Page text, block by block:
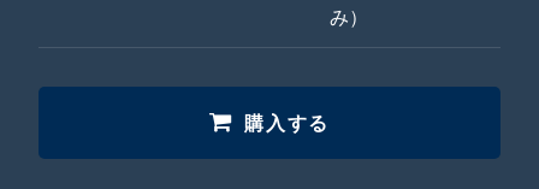
み）
購入する